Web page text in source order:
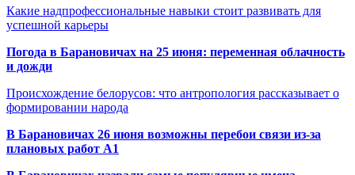
Какие надпрофессиональные навыки стоит развивать для
успешной карьеры
Погода в Барановичах на 25 июня: переменная облачность
и дожди
Происхождение белорусов: что антропология рассказывает о
формировании народа
В Барановичах 26 июня возможны перебои связи из-за
плановых работ A1